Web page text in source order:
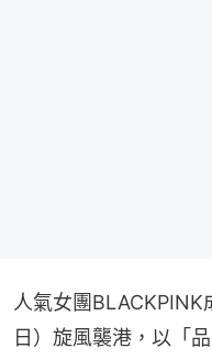
人氣女團
日）旋風襲港，以「